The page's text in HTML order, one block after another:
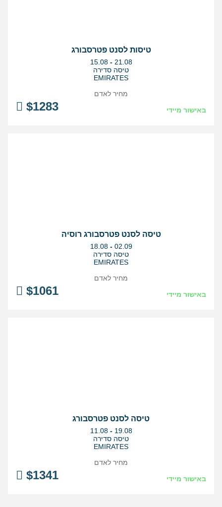
טיסות לסנט פטרסבורג
בין
התאריכים,
15.08 - 21.08
טיסה סדירה
EMIRATES
באישור מיידי $1283
מחיר לאדם
טיסה לסנט פטרסבורג רוסיה
בין
התאריכים,
18.08 - 02.09
טיסה סדירה
EMIRATES
באישור מיידי $1061
מחיר לאדם
טיסה לסנט פטרסבורג
בין
התאריכים,
11.08 - 19.08
טיסה סדירה
EMIRATES
באישור מיידי $1341
מחיר לאדם